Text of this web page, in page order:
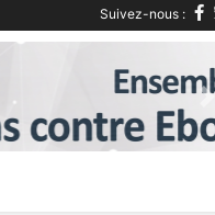
Suivez-nous :